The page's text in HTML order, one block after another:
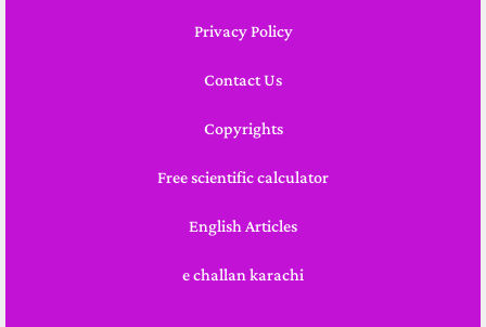
Privacy Policy
Contact Us
Copyrights
Free scientific calculator
English Articles
e challan karachi